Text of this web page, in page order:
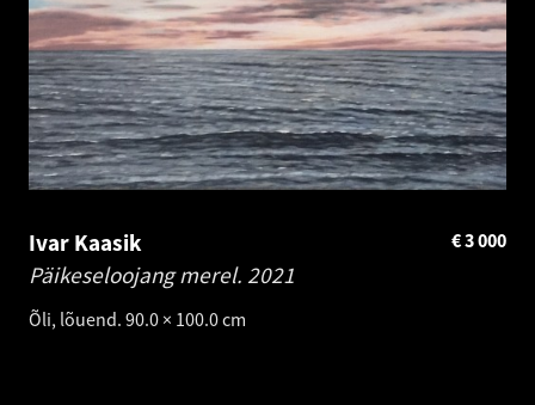
Ivar Kaasik
Päikeseloojang merel. 2021
Õli, lõuend. 90.0 × 100.0 cm
3 000
€